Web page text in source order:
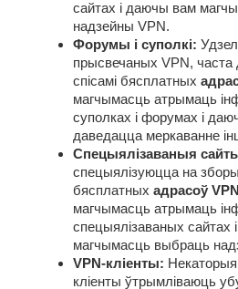
сайтах і даючы вам
надзейны VPN.
Форумы і суполкі:
прысвечаных VPN, часта
спісамі бясплатных
магчымасць атрымаць
суполках і форумах і
даведацца меркаванне
Спецыялізаваныя
спецыялізуюцца на зборы
бясплатных адрасоў VPN
магчымасць атрымаць
спецыялізаваных сайтах
магчымасць выбраць
VPN-кліенты:
кліенты ўтрымліваюць